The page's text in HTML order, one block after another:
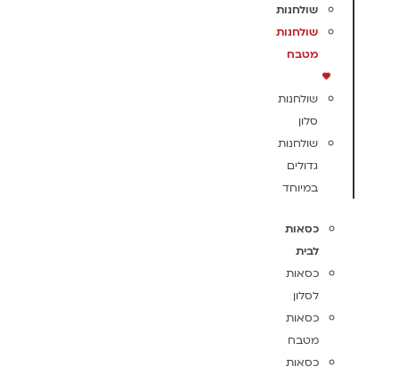
שולחנות
שולחנות
מטבח
שולחנות
סלון
שולחנות
גדולים
במיוחד
כסאות
לבית
כסאות
לסלון
כסאות
מטבח
כסאות